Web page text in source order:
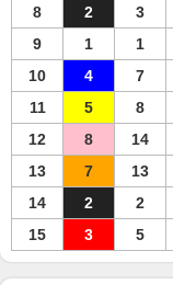
8
2 3
9
1 1
10
4 7
11
5 8
12
8 14
13
7 13
14
2 2
15
3 5